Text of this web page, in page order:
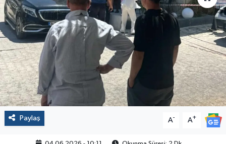
Paylaş A- A+
Politika
Sağlık
Spor
Yaşam
Çalışma Hayatı